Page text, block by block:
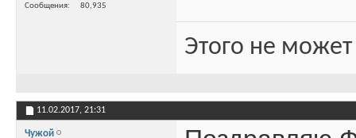
Сообщения
80,935
Этого не
11.02.2017, 21:31
Чужой